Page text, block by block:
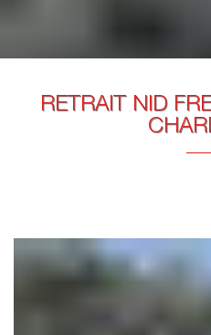
RETRAIT NID